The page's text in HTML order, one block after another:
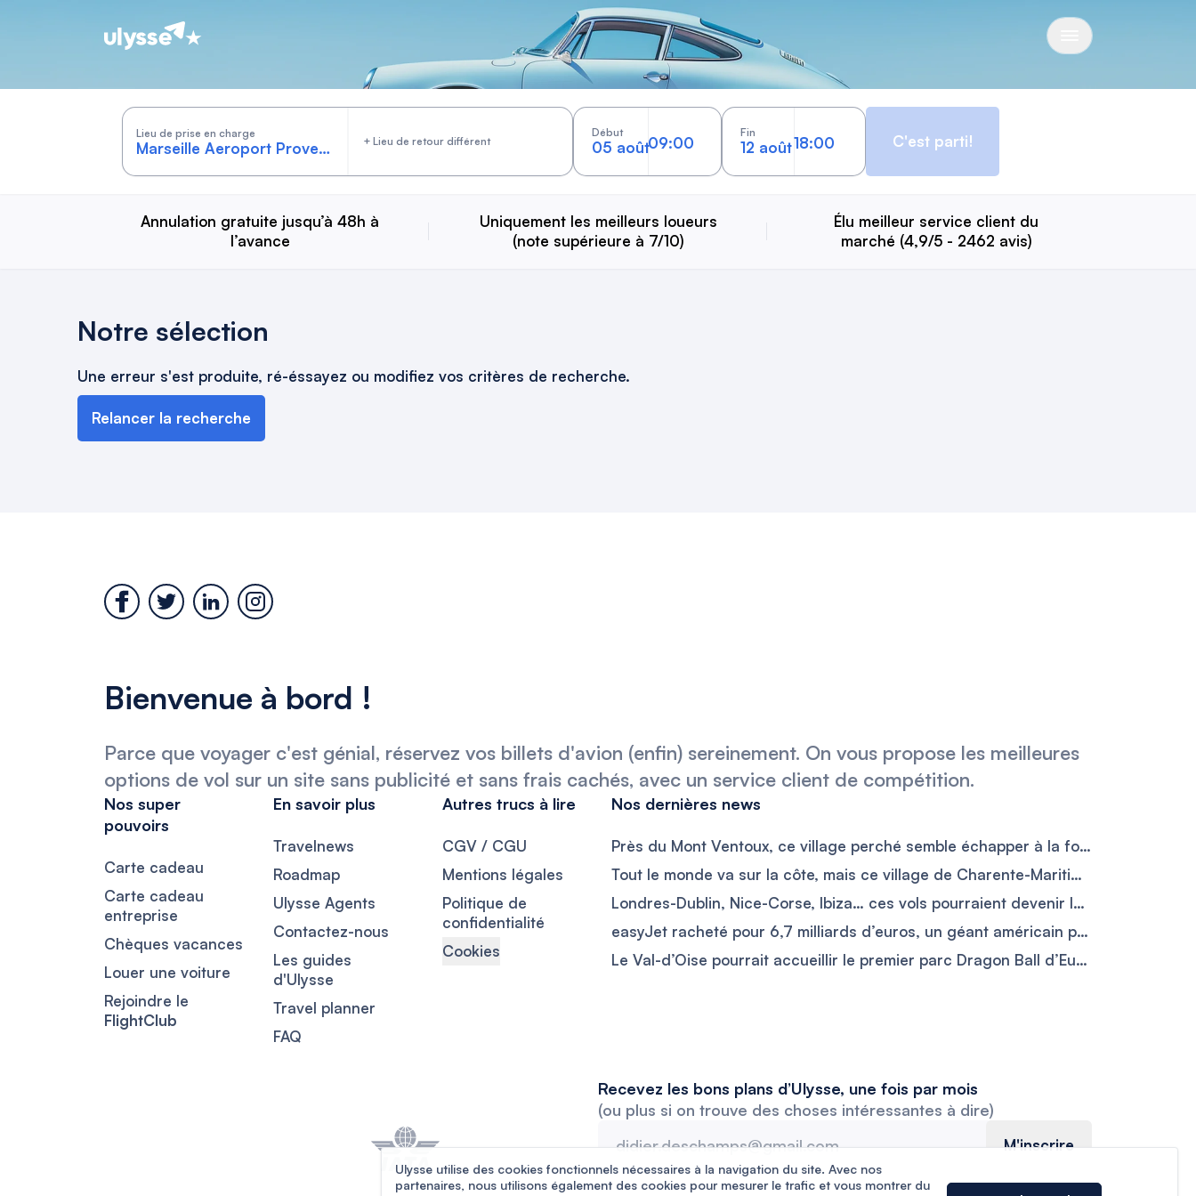
Lieu de prise en charge
+ Lieu de retour différent
Début
05 août
Fin
12 août C'est parti!
Annulation gratuite jusqu’à 48h à
l’avance
Uniquement les meilleurs loueurs
(note supérieure à 7/10)
Élu meilleur service client du
marché (4,9/5 - 2462 avis)
Notre sélection
Une erreur s'est produite, ré-éssayez ou modifiez vos critères de recherche.
Relancer la recherche
Ulysse utilise des cookies fonctionnels nécessaires à la navigation du site. Avec nos
partenaires, nous utilisons également des cookies pour mesurer le trafic et vous montrer du
Bienvenue à bord !
Parce que voyager c'est génial, réservez vos billets d'avion (enfin) sereinement. On vous propose les meilleures
options de vol sur un site sans publicité et sans frais cachés, avec un service client de compétition.
Nos super
pouvoirs
Carte cadeau
Carte cadeau
entreprise
Chèques vacances
Louer une voiture
Rejoindre le
FlightClub
En savoir plus
Travelnews
Roadmap
Ulysse Agents
Contactez-nous
Les guides
d'Ulysse
Travel planner
FAQ
Autres trucs à lire
CGV / CGU
Mentions légales
Politique de
confidentialité
Cookies
Nos dernières news
Près du Mont Ventoux, ce village perché semble échapper à la fournaise provençale entre ruelles fraîches sous les 25 °C et vieilles pierres
Tout le monde va sur la côte, mais ce village de Charente-Maritime cache l’alternative parfaite avec ses activités aquatiques
Londres-Dublin, Nice-Corse, Ibiza… ces vols pourraient devenir les premiers trajets en avion électrique
easyJet racheté pour 6,7 milliards d’euros, un géant américain prend les commandes de la compagnie
Le Val-d’Oise pourrait accueillir le premier parc Dragon Ball d’Europe sur les ruines de Mirapolis
Recevez les bons plans d’Ulysse, une fois par mois
(ou plus si on trouve des choses intéressantes à dire)
M'inscrire